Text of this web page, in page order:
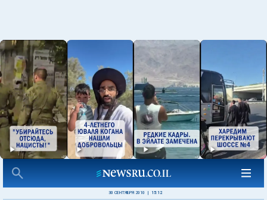
30 СЕНТЯБРЯ 2010 15:12